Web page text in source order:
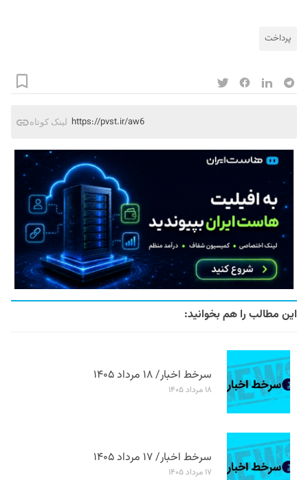
پرداخت
لینک کوتاه https://pvst.ir/aw6
این مطالب را هم بخوانید:
سرخط اخبار/ ۱۸ مرداد ۱۴۰۵
۱۸ مرداد ۱۴۰۵
سرخط اخبار/ ۱۷ مرداد ۱۴۰۵
۱۷ مرداد ۱۴۰۵